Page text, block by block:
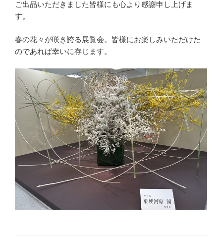
ご出品いただきました皆様にも心より感謝申し上げま
す。
春の花々が咲き誇る展覧会。皆様にお楽しみいただけた
のであれば幸いに存じます。